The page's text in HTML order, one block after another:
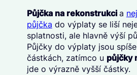
Půjčka na rekonstrukci a
půjčka do výplaty se liší
splatnosti, ale hlavně výší
Půjčky do výplaty jsou
částkách, zatímco u půjčky
jde o výrazně vyšší částky.